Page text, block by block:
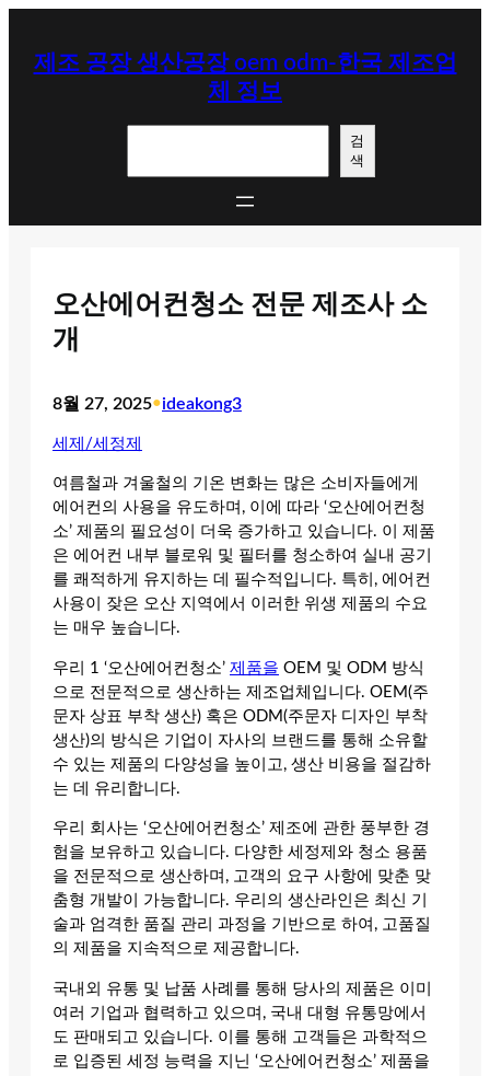
제조 공장 생산공장 oem odm-한국 제조업
체 정보
검
색
오산에어컨청소 전문 제조사 소
개
8월 27, 2025•ideakong3
세제/세정제
여름철과 겨울철의 기온 변화는 많은 소비자들에게
에어컨의 사용을 유도하며, 이에 따라 ‘오산에어컨청
소’ 제품의 필요성이 더욱 증가하고 있습니다. 이 제품
은 에어컨 내부 블로워 및 필터를 청소하여 실내 공기
를 쾌적하게 유지하는 데 필수적입니다. 특히, 에어컨
사용이 잦은 오산 지역에서 이러한 위생 제품의 수요
는 매우 높습니다.
우리 1 ‘오산에어컨청소’ 제품을 OEM 및 ODM 방식
으로 전문적으로 생산하는 제조업체입니다. OEM(주
문자 상표 부착 생산) 혹은 ODM(주문자 디자인 부착
생산)의 방식은 기업이 자사의 브랜드를 통해 소유할
수 있는 제품의 다양성을 높이고, 생산 비용을 절감하
는 데 유리합니다.
우리 회사는 ‘오산에어컨청소’ 제조에 관한 풍부한 경
험을 보유하고 있습니다. 다양한 세정제와 청소 용품
을 전문적으로 생산하며, 고객의 요구 사항에 맞춘 맞
춤형 개발이 가능합니다. 우리의 생산라인은 최신 기
술과 엄격한 품질 관리 과정을 기반으로 하여, 고품질
의 제품을 지속적으로 제공합니다.
국내외 유통 및 납품 사례를 통해 당사의 제품은 이미
여러 기업과 협력하고 있으며, 국내 대형 유통망에서
도 판매되고 있습니다. 이를 통해 고객들은 과학적으
로 입증된 세정 능력을 지닌 ‘오산에어컨청소’ 제품을